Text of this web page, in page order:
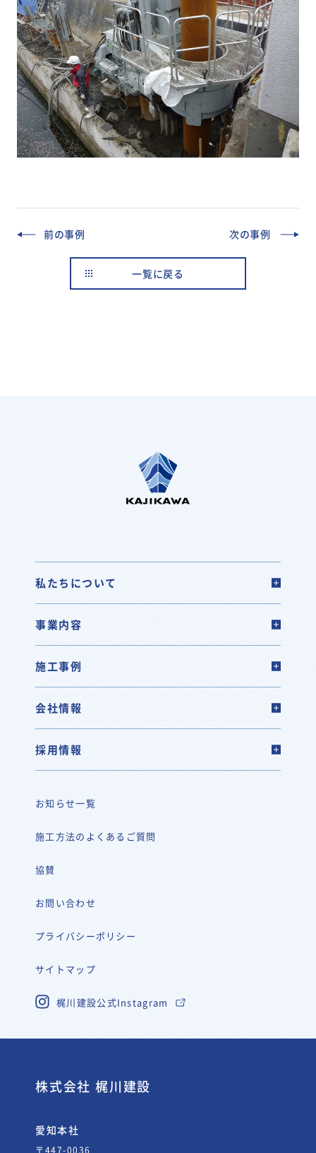
前の事例 次の事例
一覧に戻る
私たちについて
事業内容
施工事例
会社情報
採用情報
お知らせ一覧
施工方法のよくあるご質問
協賛
お問い合わせ
プライバシーポリシー
サイトマップ
梶川建設公式Instagram
株式会社 梶川建設
愛知本社
〒447-0036